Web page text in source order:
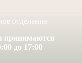
отделение
принимаются
до 17:00